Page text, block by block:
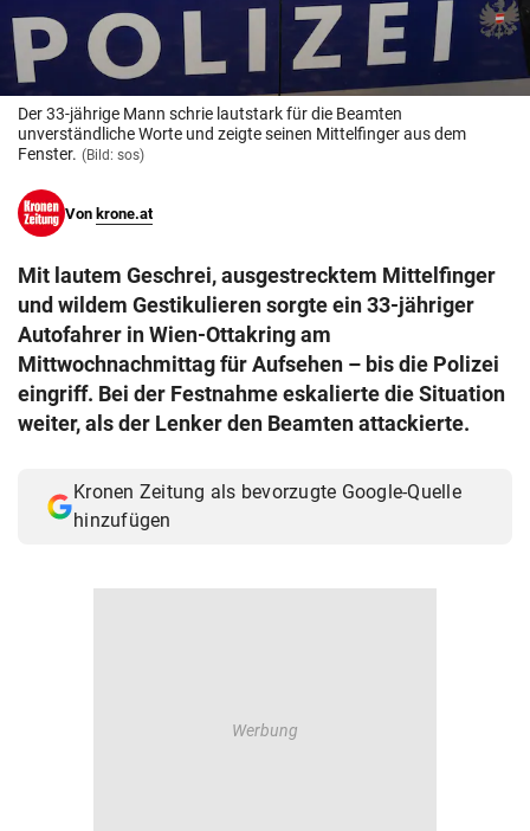
© Krone Multimedia GmbH & Co KG 2026
Muthgasse 2, 1190 Wien
Der 33-jährige Mann schrie lautstark für die Beamten
unverständliche Worte und zeigte seinen Mittelfinger aus dem
Fenster. (Bild: sos)
Von krone.at
Mit lautem Geschrei, ausgestrecktem Mittelfinger
und wildem Gestikulieren sorgte ein 33-jähriger
Autofahrer in Wien-Ottakring am
Mittwochnachmittag für Aufsehen – bis die Polizei
eingriff. Bei der Festnahme eskalierte die Situation
weiter, als der Lenker den Beamten attackierte.
Kronen Zeitung als bevorzugte Google-Quelle
hinzufügen